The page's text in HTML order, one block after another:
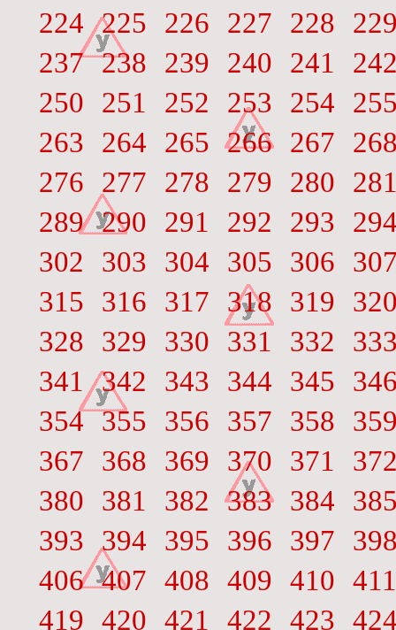
224 225 226 227 228
237 238 239 240 241
250
251 252 253 254
263
264 265 266 267
276
277 278 279 280
289 290 291 292 293
302
303 304 305 306
315
316 317 318 319
328
329 330 331 332
341
342 343 344 345
354 355 356 357 358
367
368 369 370 371
380
381 382 383 384
393 394 395 396 397
406 407 408 409 410 411
419 420 421 422 423